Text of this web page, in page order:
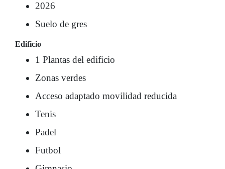
2026
Suelo de gres
Edificio
1 Plantas del edificio
Zonas verdes
Acceso adaptado movilidad reducida
Tenis
Padel
Futbol